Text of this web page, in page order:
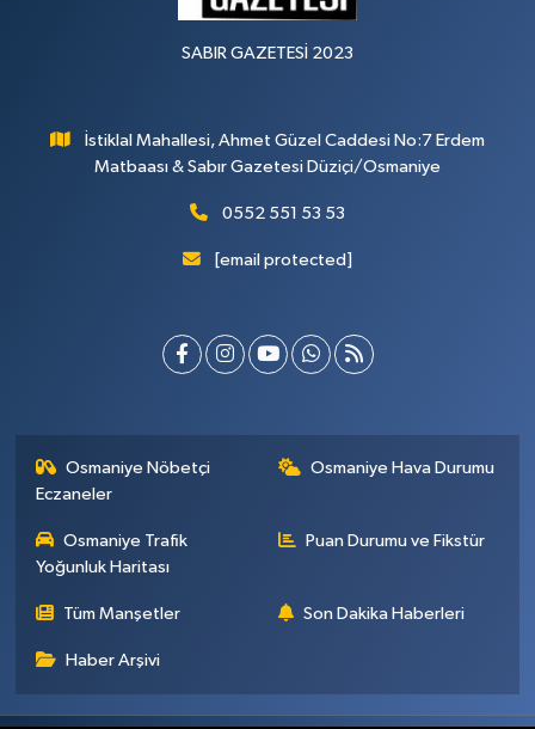
SABIR GAZETESİ 2023
İstiklal Mahallesi, Ahmet Güzel Caddesi No:7 Erdem
Matbaası & Sabır Gazetesi Düziçi/Osmaniye
0552 551 53 53
[email protected]
Osmaniye Nöbetçi
Eczaneler
Osmaniye Hava Durumu
Osmaniye Trafik
Yoğunluk Haritası
Puan Durumu ve Fikstür
Tüm Manşetler Son Dakika Haberleri
Haber Arşivi